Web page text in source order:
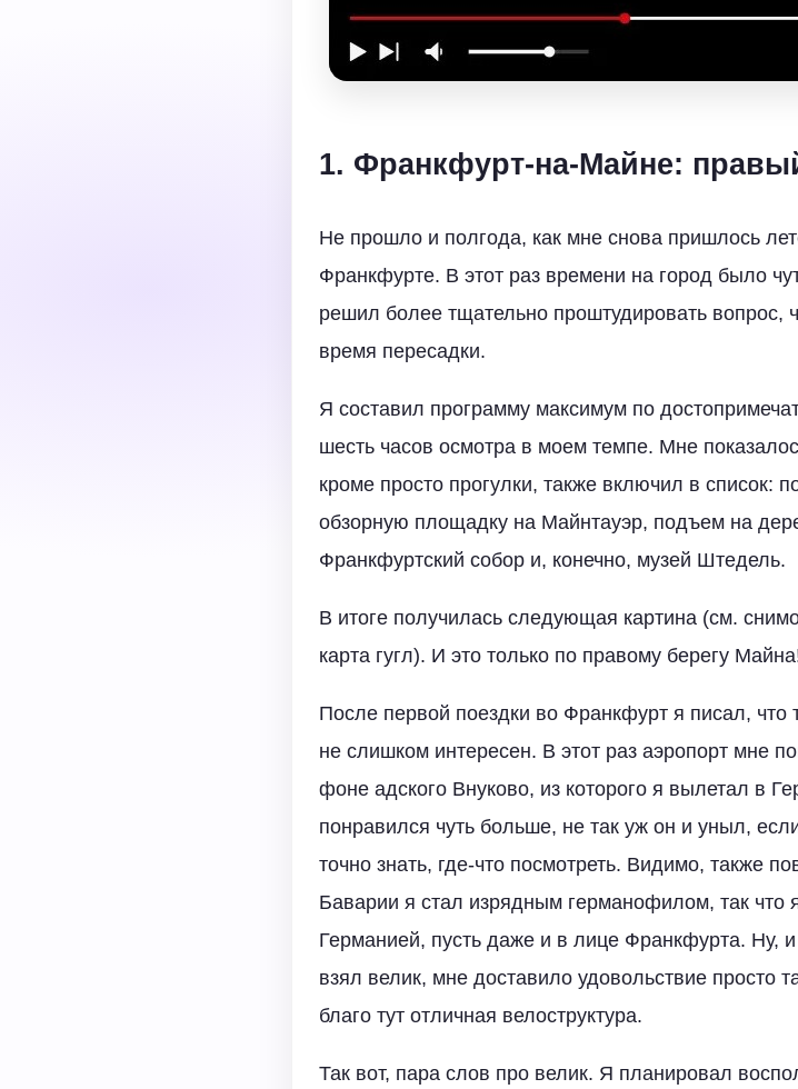
1. Франкфурт-на-Майне:
Не прошло и полгода, как мне снова пришлось
Франкфурте. В этот раз времени на город было
решил более тщательно проштудировать вопрос,
время пересадки.
Я составил программу максимум по
шесть часов осмотра в моем темпе. Мне
кроме просто прогулки, также включил в список:
обзорную площадку на Майнтауэр, подъем на
Франкфуртский собор и, конечно, музей Штедель.
В итоге получилась следующая картина (см.
карта гугл). И это только по правому берегу
После первой поездки во Франкфурт я писал, что
не слишком интересен. В этот раз аэропорт мне
фоне адского Внуково, из которого я вылетал в
понравился чуть больше, не так уж он и уныл,
точно знать, где-что посмотреть. Видимо, также
Баварии я стал изрядным германофилом, так что
Германией, пусть даже и в лице Франкфурта. Ну, и
взял велик, мне доставило удовольствие просто
благо тут отличная велоструктура.
Так вот, пара слов про велик. Я планировал